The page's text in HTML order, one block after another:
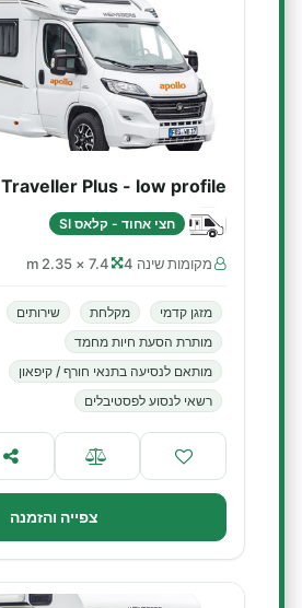
Traveller Plus - low profile
חצי אחוד - קלאס SI
מקומות שינה 4 7.4 × 2.35 m
מזגן קדמי מקלחת
שירותים
מותרת הסעת חיות מחמד
מותאם לנסיעה בתנאי חורף / קיפאון
רשאי לנסוע לפסטיבלים
צפייה והזמנה